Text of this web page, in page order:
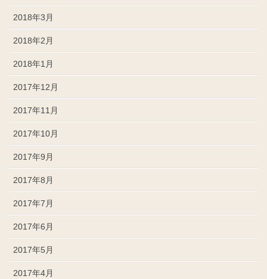
2018年3月
2018年2月
2018年1月
2017年12月
2017年11月
2017年10月
2017年9月
2017年8月
2017年7月
2017年6月
2017年5月
2017年4月